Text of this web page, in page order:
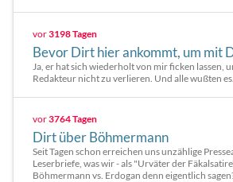
vor3198 Tagen
Bevor Dirt hier ankommt, um mit
Ja, er hat sich wiederholt von mir ficken lassen,
Redakteur nicht zu verlieren. Und alle wußten
vor3764 Tagen
Dirt über Böhmermann
Seit Tagen schon erreichen uns unzählige
Leserbriefe, was wir - als "Urväter der
Böhmermann vs. Erdogan denn eigentlich